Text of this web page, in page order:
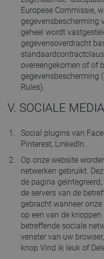
Europese Commissie,
gegevensbescherming
geheel wordt
gegevensoverdracht
overeengekomen of of
gegevensbescherming
Rules).
V. SOCIALE MEDIA
Social plugins van
Pinterest, LinkedIn.
Op onze website
netwerken gebruikt.
de pagina
de servers van de
gebracht wanneer
op een van de
betreffende sociale
venster van uw
knop Vind ik leuk of